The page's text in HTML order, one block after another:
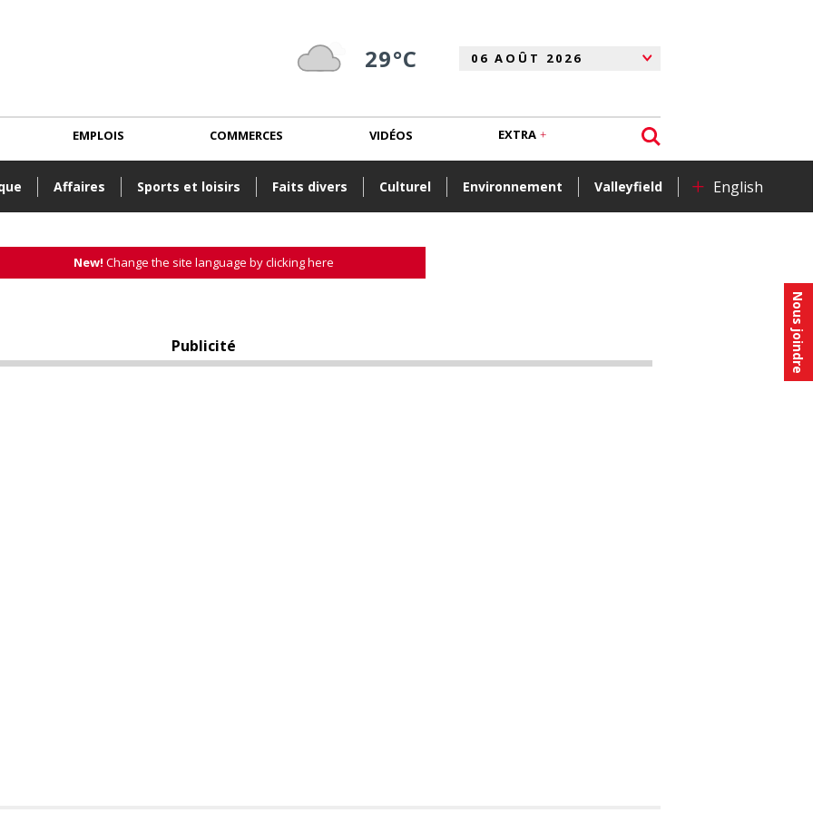
Nous joindre
29°C
Affaires Sports et loisirs Faits divers Culturel Environnement Valleyfield + English
EMPLOIS COMMERCES VIDÉOS EXTRA
New! Change the site language by clicking here
Publicité